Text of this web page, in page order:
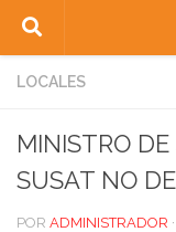
Saltar al
LOCALES
MINISTRO
SUSAT NO
POR ADMINISTRADOR ·